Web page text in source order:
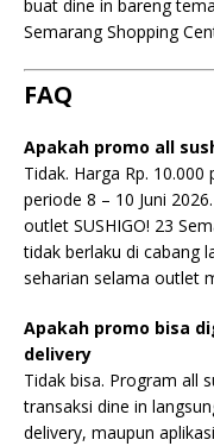
buat dine in bareng
Semarang Shopping
FAQ
Apakah promo all
Tidak. Harga Rp.
periode 8 – 10 Juni
outlet SUSHIGO! 23
tidak berlaku di cabang
seharian selama outlet
Apakah promo bisa
delivery
Tidak bisa. Program all
transaksi dine in
delivery, maupun